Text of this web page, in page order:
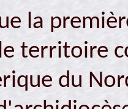
la
territoire
du